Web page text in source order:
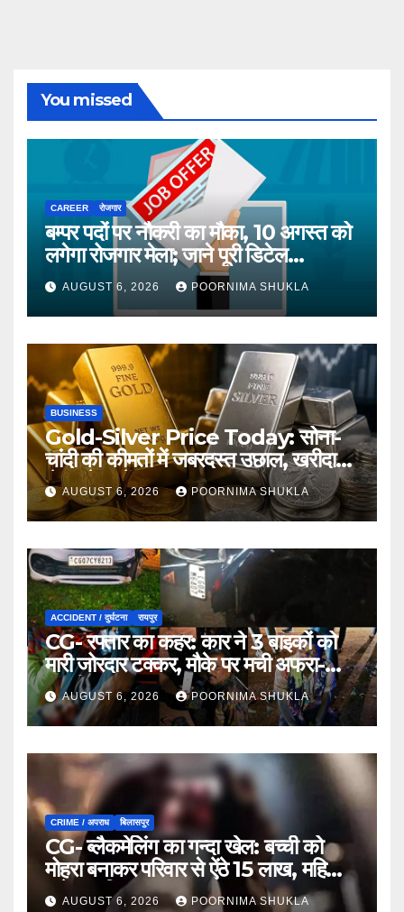
You missed
CAREER रोजगार
बम्पर पदों पर नौकरी का मौका, 10 अगस्त को
लगेगा रोजगार मेला; जाने पूरी डिटेल…
AUGUST 6, 2026 POORNIMA SHUKLA
BUSINESS
Gold-Silver Price Today: सोना-
चांदी की कीमतों में जबरदस्त उछाल, खरीदारी
से पहले जानें आज का ताजा भाव…
AUGUST 6, 2026 POORNIMA SHUKLA
ACCIDENT / दुर्घटना रायपुर
CG- रफ्तार का कहर: कार ने 3 बाइकों को
मारी जोरदार टक्कर, मौके पर मची अफरा-
तफरी…
AUGUST 6, 2026 POORNIMA SHUKLA
CRIME / अपराध बिलासपुर
CG- ब्लैकमेलिंग का गन्दा खेल: बच्ची को
मोहरा बनाकर परिवार से ऐंठे 15 लाख, महिला
समेत 9 गिरफ्तार…
AUGUST 6, 2026 POORNIMA SHUKLA